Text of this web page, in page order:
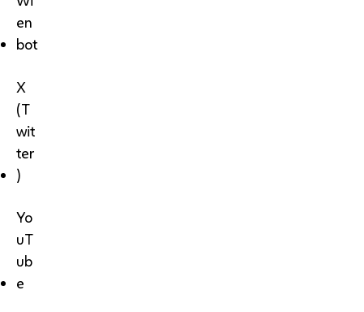
en
bot
X
(T
wit
ter
)
Yo
uT
ub
e